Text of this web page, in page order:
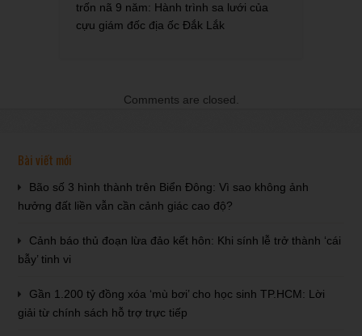
trốn nã 9 năm: Hành trình sa lưới của
cựu giám đốc địa ốc Đắk Lắk
Comments are closed.
Bài viết mới
Bão số 3 hình thành trên Biển Đông: Vì sao không ảnh
hưởng đất liền vẫn cần cảnh giác cao độ?
Cảnh báo thủ đoạn lừa đảo kết hôn: Khi sính lễ trở thành ‘cái
bẫy’ tinh vi
Gần 1.200 tỷ đồng xóa ‘mù bơi’ cho học sinh TP.HCM: Lời
giải từ chính sách hỗ trợ trực tiếp